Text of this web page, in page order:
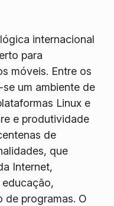
internacional
para
móveis. Entre os
um ambiente de
Linux e
e produtividade
de
que
Internet,
de programas. O